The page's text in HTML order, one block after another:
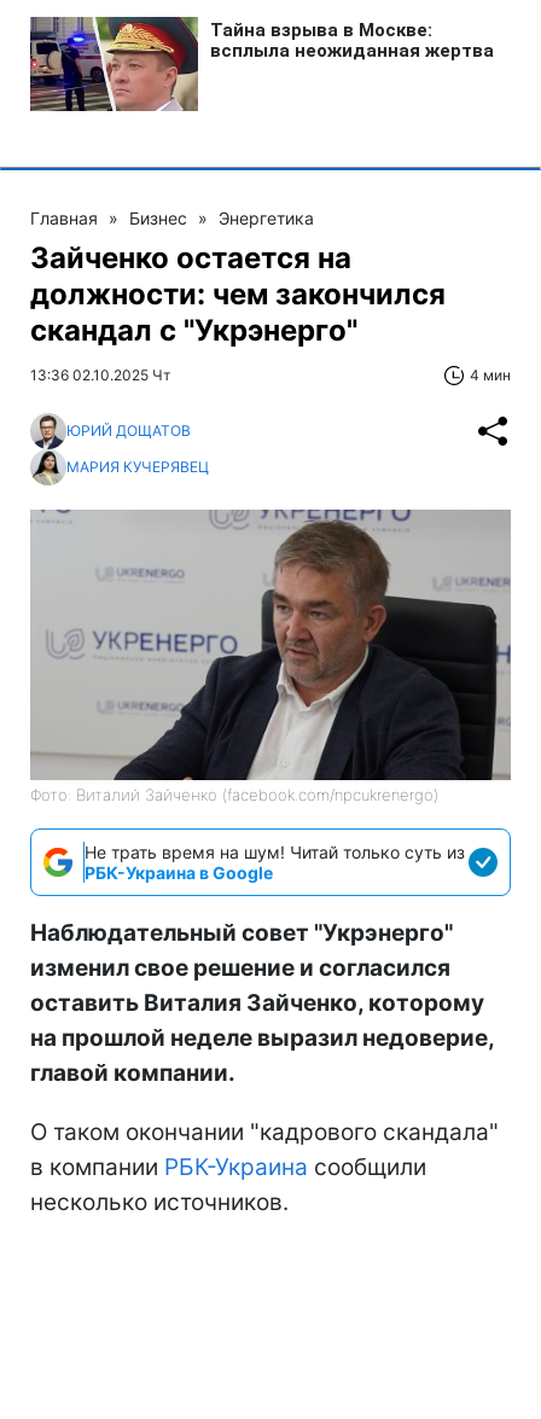
Главная » Бизнес » Энергетика
Зайченко остается на
должности: чем закончился
скандал с "Укрэнерго"
13:36 02.10.2025 Чт 4 мин
ЮРИЙ ДОЩАТОВ
МАРИЯ КУЧЕРЯВЕЦ
Фото: Виталий Зайченко (facebook.com/npcukrenergo)
Не трать время на шум! Читай только суть из
РБК-Украина в Google
Наблюдательный совет "Укрэнерго"
изменил свое решение и согласился
оставить Виталия Зайченко, которому
на прошлой неделе выразил недоверие,
главой компании.
О таком окончании "кадрового скандала"
в компании РБК-Украина сообщили
несколько источников.